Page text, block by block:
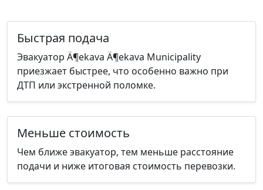
Быстрая подача
Эвакуатор Ä¶ekava Ä¶ekava Municipality
приезжает быстрее, что особенно важно при
ДТП или экстренной поломке.
Меньше стоимость
Чем ближе эвакуатор, тем меньше расстояние
подачи и ниже итоговая стоимость перевозки.